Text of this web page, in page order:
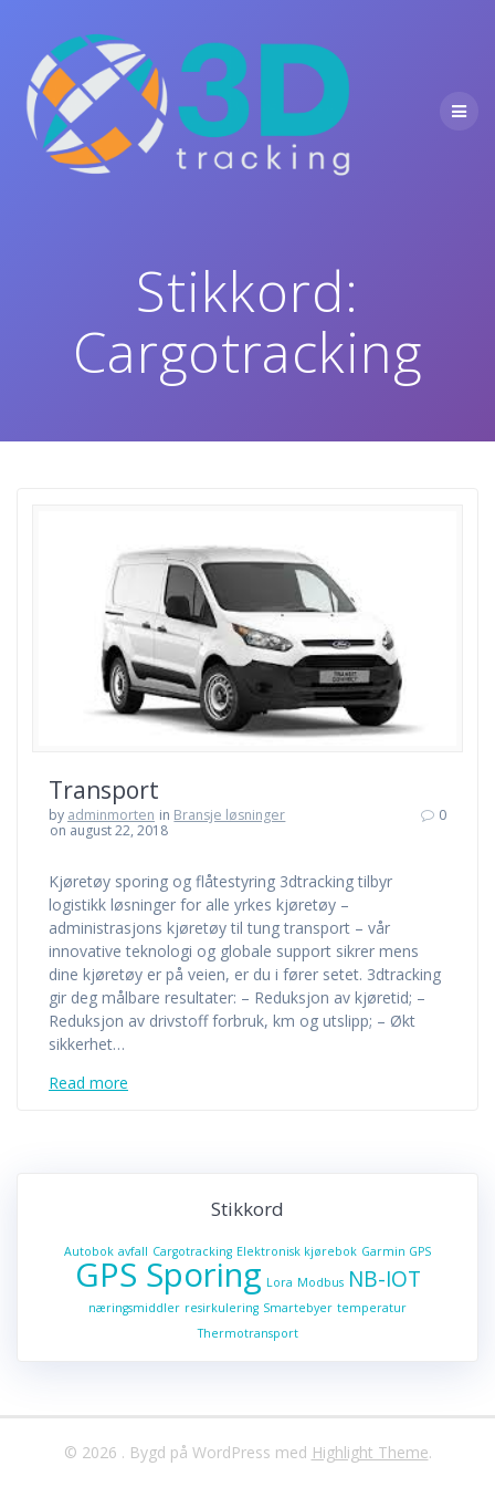
Stikkord:
Cargotracking
Transport
by adminmorten in Bransje løsninger
on august 22, 2018
0
Kjøretøy sporing og flåtestyring 3dtracking tilbyr
logistikk løsninger for alle yrkes kjøretøy –
administrasjons kjøretøy til tung transport – vår
innovative teknologi og globale support sikrer mens
dine kjøretøy er på veien, er du i fører setet. 3dtracking
gir deg målbare resultater: – Reduksjon av kjøretid; –
Reduksjon av drivstoff forbruk, km og utslipp; – Økt
sikkerhet…
Read more
Stikkord
Autobok avfall Cargotracking Elektronisk kjørebok Garmin GPS
GPS Sporing Lora Modbus NB-IOT
næringsmiddler resirkulering Smartebyer temperatur
Thermotransport
© 2026 . Bygd på WordPress med Highlight Theme.